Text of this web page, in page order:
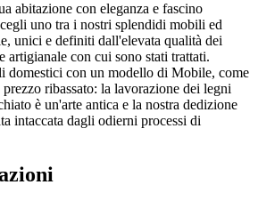
abitazione con eleganza e fascino
uno tra i nostri splendidi mobili ed
unici e definiti dall'elevata qualità dei
artigianale con cui sono stati trattati.
domestici con un modello di Mobile, come
ribassato: la lavorazione dei legni
è un'arte antica e la nostra dedizione
intaccata dagli odierni processi di